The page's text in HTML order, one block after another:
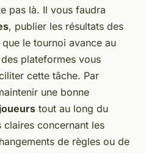
pas là. Il vous faudra
, publier les résultats des
le tournoi avance au
plateformes vous
cette tâche. Par
une bonne
joueurs tout au long du
concernant les
de règles ou de